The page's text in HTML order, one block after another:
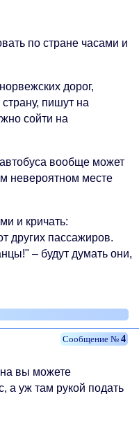
по стране часами и
дорог,
пишут на
сойти на
вообще может
невероятном месте
и кричать:
других пассажиров.
– будут думать они,
4
вы можете
а уж там рукой подать